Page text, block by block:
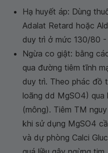
Hạ huyết áp: Dùng
Adalat Retard hoặc
duy trì ở mức 130/80
Ngừa co giật: bằng
qua đường tiêm tĩnh
duy trì. Theo phác đồ
loãng dd MgSO4) qua
(mông). Tiêm TM
khi sử dụng MgSO4
và dự phòng Calci